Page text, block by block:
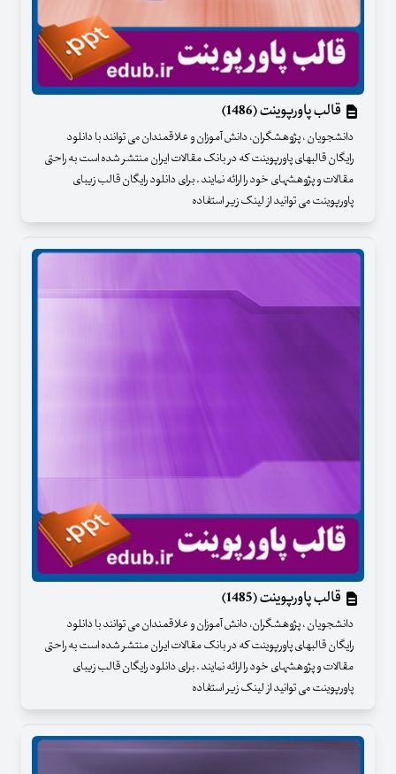
قالب پاورپوینت (1486)
دانشجویان ، پژوهشگران، دانش آموزان و علاقمندان می توانند با دانلود
رایگان قالبهای پاورپوینت که در بانک مقالات ایران منتشر شده است به راحتی
مقالات و پژوهشهای خود را ارائه نمایند . برای دانلود رایگان قالب زیبای
پاورپوینت می توانید از لینک زیر استفاده
قالب پاورپوینت (1485)
دانشجویان ، پژوهشگران، دانش آموزان و علاقمندان می توانند با دانلود
رایگان قالبهای پاورپوینت که در بانک مقالات ایران منتشر شده است به راحتی
مقالات و پژوهشهای خود را ارائه نمایند . برای دانلود رایگان قالب زیبای
پاورپوینت می توانید از لینک زیر استفاده